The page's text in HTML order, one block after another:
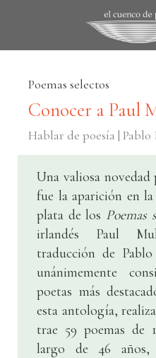
Poemas selectos
Conocer a Paul
Hablar de poesía |
Una valiosa novedad
fue la aparición en
plata de los Poemas
irlandés Paul
traducción de
unánimemente
poetas más
esta antología,
trae 59 poemas de
largo de 46 años,